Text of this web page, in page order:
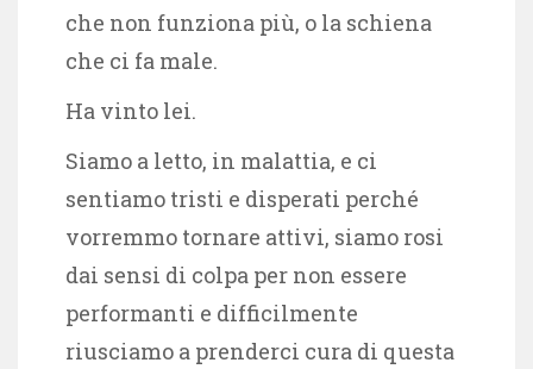
che non funziona più, o la schiena
che ci fa male.
Ha vinto lei.
Siamo a letto, in malattia, e ci
sentiamo tristi e disperati perché
vorremmo tornare attivi, siamo rosi
dai sensi di colpa per non essere
performanti e difficilmente
riusciamo a prenderci cura di questa